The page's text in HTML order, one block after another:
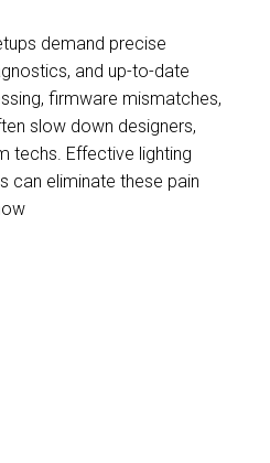
demand precise
and up-to-date
firmware mismatches,
slow down designers,
techs. Effective lighting
can eliminate these pain